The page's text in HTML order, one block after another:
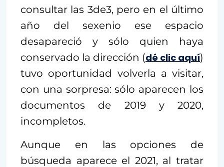
consultar las 3de3, pero en el último
año del sexenio ese espacio
desapareció y sólo quien haya
conservado la dirección (dé clic aquí)
tuvo oportunidad volverla a visitar,
con una sorpresa: sólo aparecen los
documentos de 2019 y 2020,
incompletos.
Aunque en las opciones de
búsqueda aparece el 2021, al tratar